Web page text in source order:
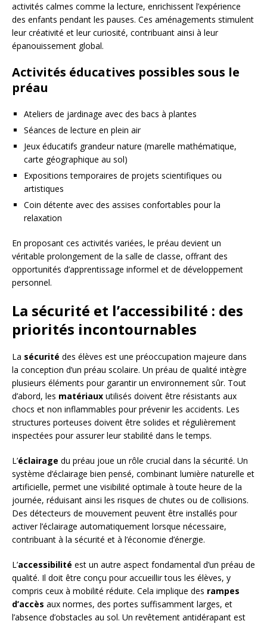
activités calmes comme la lecture, enrichissent l’expérience
des enfants pendant les pauses. Ces aménagements stimulent
leur créativité et leur curiosité, contribuant ainsi à leur
épanouissement global.
Activités éducatives possibles sous le
préau
Ateliers de jardinage avec des bacs à plantes
Séances de lecture en plein air
Jeux éducatifs grandeur nature (marelle mathématique,
carte géographique au sol)
Expositions temporaires de projets scientifiques ou
artistiques
Coin détente avec des assises confortables pour la
relaxation
En proposant ces activités variées, le préau devient un
véritable prolongement de la salle de classe, offrant des
opportunités d’apprentissage informel et de développement
personnel.
La sécurité et l’accessibilité : des
priorités incontournables
La sécurité des élèves est une préoccupation majeure dans
la conception d’un préau scolaire. Un préau de qualité intègre
plusieurs éléments pour garantir un environnement sûr. Tout
d’abord, les matériaux utilisés doivent être résistants aux
chocs et non inflammables pour prévenir les accidents. Les
structures porteuses doivent être solides et régulièrement
inspectées pour assurer leur stabilité dans le temps.
L’éclairage du préau joue un rôle crucial dans la sécurité. Un
système d’éclairage bien pensé, combinant lumière naturelle et
artificielle, permet une visibilité optimale à toute heure de la
journée, réduisant ainsi les risques de chutes ou de collisions.
Des détecteurs de mouvement peuvent être installés pour
activer l’éclairage automatiquement lorsque nécessaire,
contribuant à la sécurité et à l’économie d’énergie.
L’accessibilité est un autre aspect fondamental d’un préau de
qualité. Il doit être conçu pour accueillir tous les élèves, y
compris ceux à mobilité réduite. Cela implique des rampes
d’accès aux normes, des portes suffisamment larges, et
l’absence d’obstacles au sol. Un revêtement antidérapant est